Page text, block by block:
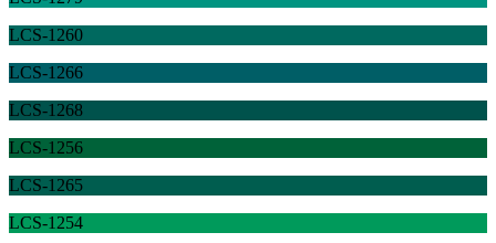
LCS-1260
LCS-1266
LCS-1268
LCS-1256
LCS-1265
LCS-1254